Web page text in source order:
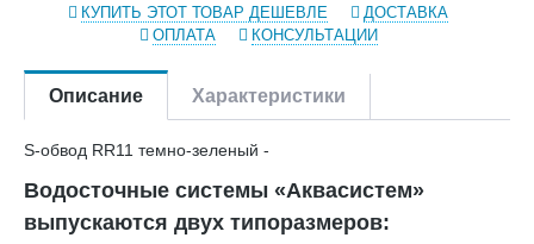
КУПИТЬ ЭТОТ ТОВАР ДЕШЕВЛЕ
ДОСТАВКА
ОПЛАТА
КОНСУЛЬТАЦИИ
Описание Характеристики
S-обвод RR11 темно-зеленый -
Водосточные системы «Аквасистем»
выпускаются двух типоразмеров: